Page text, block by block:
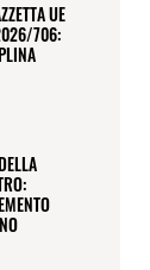
UE
706: